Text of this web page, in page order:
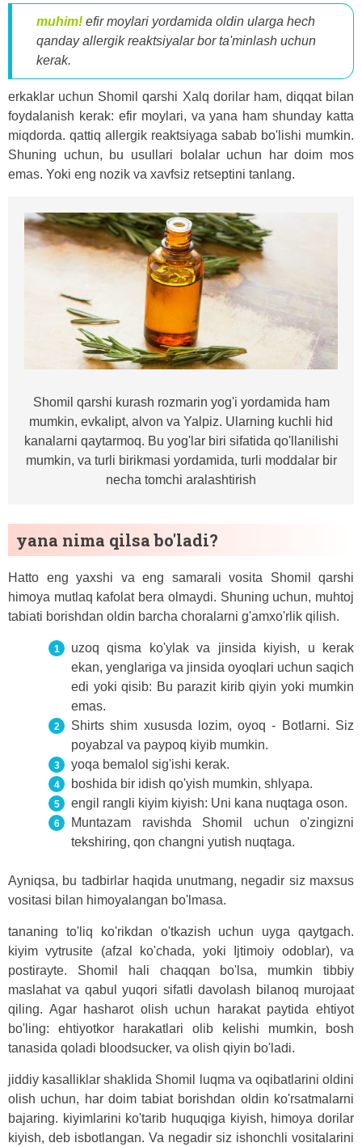
muhim! efir moylari yordamida oldin ularga hech
qanday allergik reaktsiyalar bor ta'minlash uchun
kerak.
erkaklar uchun Shomil qarshi Xalq dorilar ham, diqqat bilan
foydalanish kerak: efir moylari, va yana ham shunday katta
miqdorda. qattiq allergik reaktsiyaga sabab bo'lishi mumkin.
Shuning uchun, bu usullari bolalar uchun har doim mos
emas. Yoki eng nozik va xavfsiz retseptini tanlang.
Shomil qarshi kurash rozmarin yog'i yordamida ham
mumkin, evkalipt, alvon va Yalpiz. Ularning kuchli hid
kanalarni qaytarmoq. Bu yog'lar biri sifatida qo'llanilishi
mumkin, va turli birikmasi yordamida, turli moddalar bir
necha tomchi aralashtirish
yana nima qilsa bo'ladi?
Hatto eng yaxshi va eng samarali vosita Shomil qarshi
himoya mutlaq kafolat bera olmaydi. Shuning uchun, muhtoj
tabiati borishdan oldin barcha choralarni g'amxo'rlik qilish.
uzoq qisma ko'ylak va jinsida kiyish, u kerak
ekan, yenglariga va jinsida oyoqlari uchun saqich
edi yoki qisib: Bu parazit kirib qiyin yoki mumkin
emas.
Shirts shim xususda lozim, oyoq - Botlarni. Siz
poyabzal va paypoq kiyib mumkin.
yoqa bemalol sig'ishi kerak.
boshida bir idish qo'yish mumkin, shlyapa.
engil rangli kiyim kiyish: Uni kana nuqtaga oson.
Muntazam ravishda Shomil uchun o'zingizni
tekshiring, qon changni yutish nuqtaga.
Ayniqsa, bu tadbirlar haqida unutmang, negadir siz maxsus
vositasi bilan himoyalangan bo'lmasa.
tananing to'liq ko'rikdan o'tkazish uchun uyga qaytgach.
kiyim vytrusite (afzal ko'chada, yoki Ijtimoiy odoblar), va
postirayte. Shomil hali chaqqan bo'lsa, mumkin tibbiy
maslahat va qabul yuqori sifatli davolash bilanoq murojaat
qiling. Agar hasharot olish uchun harakat paytida ehtiyot
bo'ling: ehtiyotkor harakatlari olib kelishi mumkin, bosh
tanasida qoladi bloodsucker, va olish qiyin bo'ladi.
jiddiy kasalliklar shaklida Shomil luqma va oqibatlarini oldini
olish uchun, har doim tabiat borishdan oldin ko'rsatmalarni
bajaring. kiyimlarini ko'tarib huquqiga kiyish, himoya dorilar
kiyish, deb isbotlangan. Va negadir siz ishonchli vositalarini